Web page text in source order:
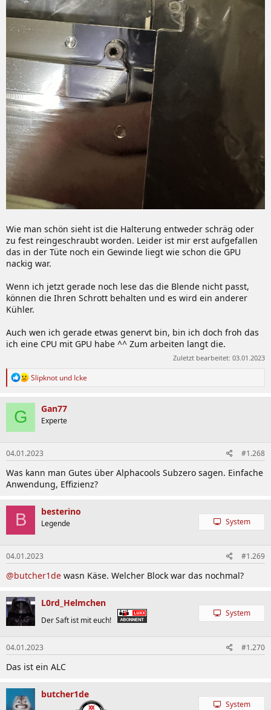
Wie man schön sieht ist die Halterung entweder schräg oder
zu fest reingeschraubt worden. Leider ist mir erst aufgefallen
das in der Tüte noch ein Gewinde liegt wie schon die GPU
nackig war.
Wenn ich jetzt gerade noch lese das die Blende nicht passt,
können die Ihren Schrott behalten und es wird ein anderer
Kühler.
Auch wen ich gerade etwas genervt bin, bin ich doch froh das
ich eine CPU mit GPU habe ^^ Zum arbeiten langt die.
Zuletzt bearbeitet: 03.01.2023
R
k
o
n
e
n
:
Slipknot und Icke
G Gan77
Experte
04.01.2023 #1.268
Was kann man Gutes über Alphacools Subzero sagen. Einfache
Anwendung, Effizienz?
B besterino
Legende System
04.01.2023 #1.269
@butcher1de wasn Käse. Welcher Block war das nochmal?
L0rd_Helmchen
Der Saft ist mit euch!
System
04.01.2023 #1.270
Das ist ein ALC
butcher1de
System